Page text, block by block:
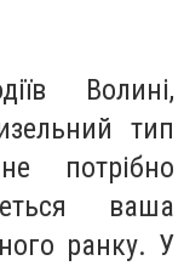
Волині,
тип
потрібно
ваша
ранку. У